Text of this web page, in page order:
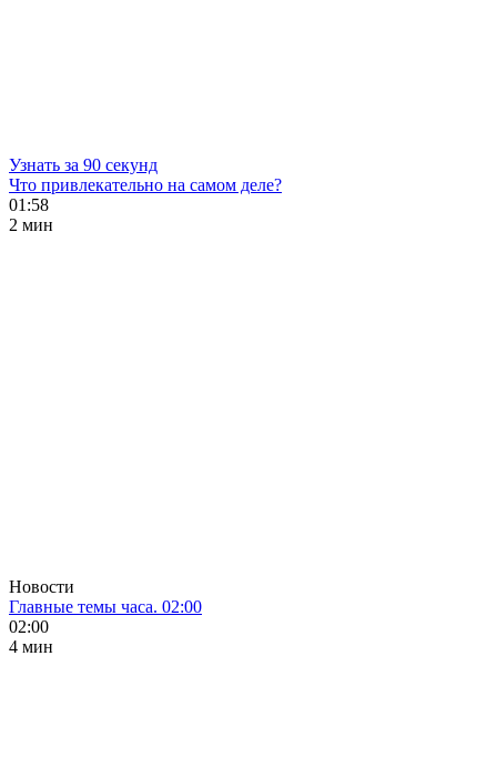
Узнать за 90 секунд
Что привлекательно на самом деле?
01:58
2 мин
Новости
Главные темы часа. 02:00
02:00
4 мин